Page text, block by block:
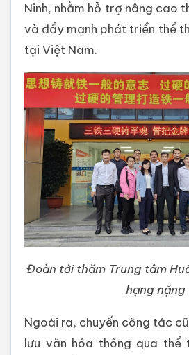
Ninh, nhằm hỗ trợ nâng cao
và đẩy mạnh phát triển thể
tại Việt Nam.
Đoàn tới thăm Trung tâm
hạng nặng
Ngoài ra, chuyến công tác
lưu văn hóa thông qua thể